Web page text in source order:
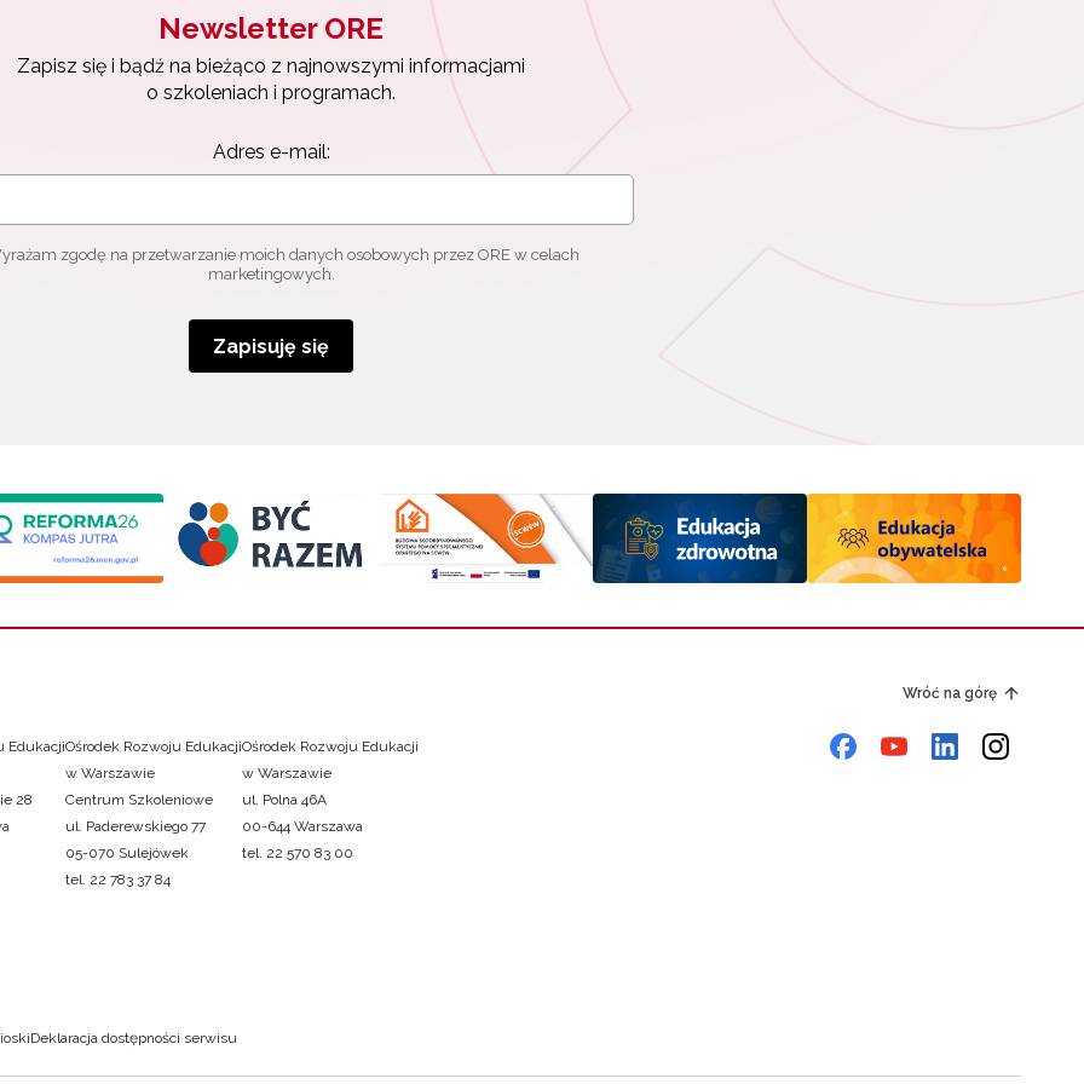
Newsletter ORE
Zapisz się i bądź na bieżąco z najnowszymi informacjami
o szkoleniach i programach.
Adres e-mail:
zgodę na przetwarzanie moich danych osobowych przez ORE w celach
marketingowych.
Zapisuję się
Wróć na górę
Edukacji
28
Ośrodek Rozwoju Edukacji
w Warszawie
Centrum Szkoleniowe
ul. Paderewskiego 77
05-070 Sulejówek
tel. 22 783 37 84
Ośrodek Rozwoju Edukacji
w Warszawie
ul. Polna 46A
00-644 Warszawa
tel. 22 570 83 00
Deklaracja dostępności serwisu